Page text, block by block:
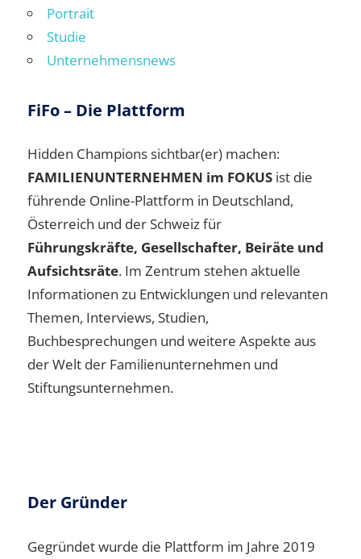
Portrait
Studie
Unternehmensnews
FiFo – Die Plattform
Hidden Champions sichtbar(er) machen:
FAMILIENUNTERNEHMEN im FOKUS ist die
führende Online-Plattform in Deutschland,
Österreich und der Schweiz für
Führungskräfte, Gesellschafter, Beiräte und
Aufsichtsräte. Im Zentrum stehen aktuelle
Informationen zu Entwicklungen und relevanten
Themen, Interviews, Studien,
Buchbesprechungen und weitere Aspekte aus
der Welt der Familienunternehmen und
Stiftungsunternehmen.
Der Gründer
Gegründet wurde die Plattform im Jahre 2019